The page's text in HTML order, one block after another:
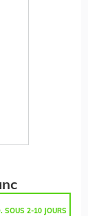
SOUS 2-10 JOURS